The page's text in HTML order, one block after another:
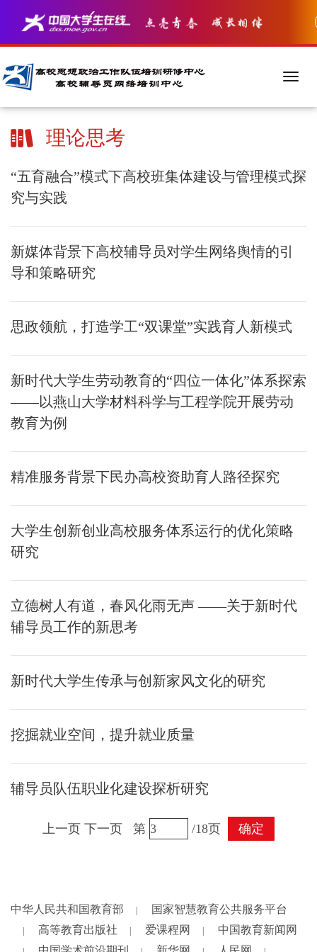
理论思考
“五育融合”模式下高校班集体建设与管理模式探
究与实践
新媒体背景下高校辅导员对学生网络舆情的引
导和策略研究
思政领航，打造学工“双课堂”实践育人新模式
新时代大学生劳动教育的“四位一体化”体系探索
——以燕山大学材料科学与工程学院开展劳动
教育为例
精准服务背景下民办高校资助育人路径探究
大学生创新创业高校服务体系运行的优化策略
研究
立德树人有道，春风化雨无声 ——关于新时代
辅导员工作的新思考
新时代大学生传承与创新家风文化的研究
挖掘就业空间，提升就业质量
辅导员队伍职业化建设探析研究
上一页 下一页 第 /18页 确定
中华人民共和国教育部 国家智慧教育公共服务平台
高等教育出版社 爱课程网 中国教育新闻网